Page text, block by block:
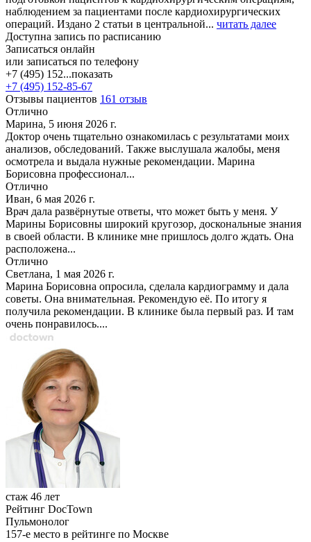
наблюдением за пациентами после кардиохирургических
операций. Издано 2 статьи в центральной... читать далее
Доступна запись по расписанию
Записаться онлайн
или записаться по телефону
+7 (495) 152...показать
+7 (495) 152-85-67
Отзывы пациентов 161 отзыв
Отлично
Марина, 5 июня 2026 г.
Доктор очень тщательно ознакомилась с результатами моих
анализов, обследований. Также выслушала жалобы, меня
осмотрела и выдала нужные рекомендации. Марина
Борисовна профессионал...
Отлично
Иван, 6 мая 2026 г.
Врач дала развёрнутые ответы, что может быть у меня. У
Марины Борисовны широкий кругозор, доскональные знания
в своей области. В клинике мне пришлось долго ждать. Она
расположена...
Отлично
Светлана, 1 мая 2026 г.
Марина Борисовна опросила, сделала кардиограмму и дала
советы. Она внимательная. Рекомендую её. По итогу я
получила рекомендации. В клинике была первый раз. И там
очень понравилось....
стаж 46 лет
Рейтинг DocTown
Пульмонолог
157-е место в рейтинге по Москве